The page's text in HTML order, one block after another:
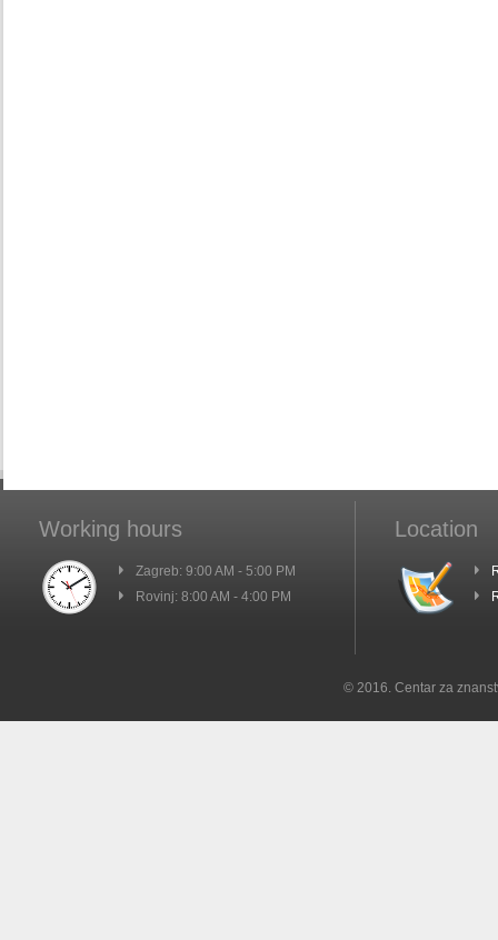
Working hours
Zagreb: 9:00 AM - 5:00 PM
Rovinj: 8:00 AM - 4:00 PM
Location
© 2016. Centar za